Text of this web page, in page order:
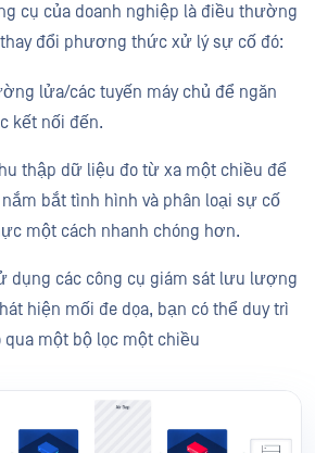
cụ của doanh nghiệp là điều thường
đổi phương thức xử lý sự cố đó:
lửa/các tuyến máy chủ để ngăn
kết nối đến.
thập dữ liệu đo từ xa một chiều để
bắt tình hình và phân loại sự cố
một cách nhanh chóng hơn.
dụng các công cụ giám sát lưu lượng
hiện mối đe dọa, bạn có thể duy trì
một bộ lọc một chiều